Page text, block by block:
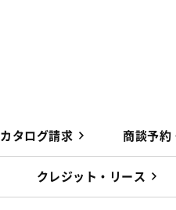
カタログ請求 商談予約
クレジット・リース